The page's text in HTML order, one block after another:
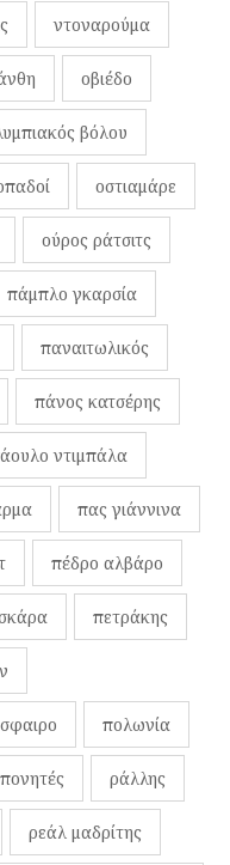
ντοναρούμα
οβιέδο
βόλου
οστιαμάρε
ούρος ράτσιτς
πάμπλο γκαρσία
παναιτωλικός
πάνος κατσέρης
ντιμπάλα
πας γιάννινα
πέδρο αλβάρο
πετράκης
πολωνία
ράλλης
ρεάλ μαδρίτης